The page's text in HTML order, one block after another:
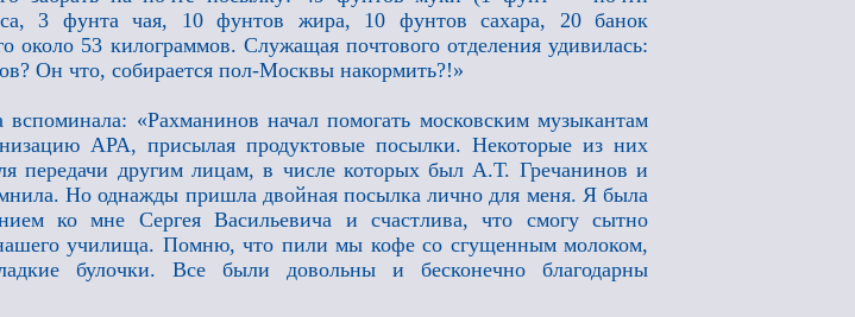
3 фунта чая, 10 фунтов жира, 10 фунтов сахара, 20 банок
около 53 килограммов. Служащая почтового отделения удивилась:
Он что, собирается пол-Москвы накормить?!»
«Рахманинов начал помогать московским музыкантам
АРА, присылая продуктовые посылки. Некоторые из них
передачи другим лицам, в числе которых был А.Т. Гречанинов и
Но однажды пришла двойная посылка лично для меня. Я была
ко мне Сергея Васильевича и счастлива, что смогу сытно
нашего училища. Помню, что пили мы кофе со сгущенным молоком,
булочки. Все были довольны и бесконечно благодарны